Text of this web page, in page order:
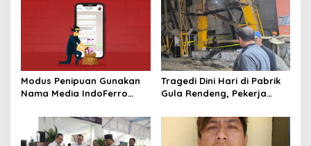
t
i
n
Modus Penipuan Gunakan
Nama Media IndoFerro
Waspadalah!
Tragedi Dini Hari di Pabrik
Gula Rendeng, Pekerja
Pengangkat Tebu